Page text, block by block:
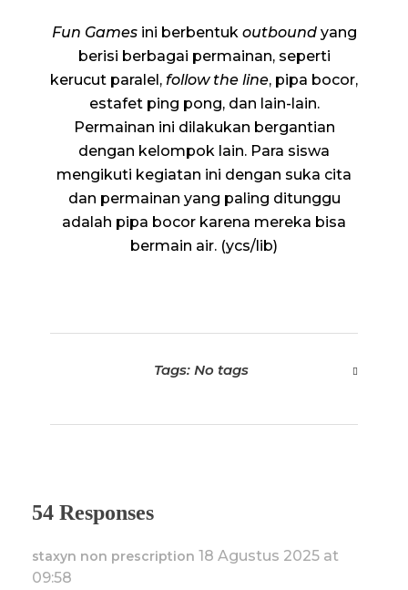
Fun Games ini berbentuk outbound yang
berisi berbagai permainan, seperti
kerucut paralel, follow the line, pipa bocor,
estafet ping pong, dan lain-lain.
Permainan ini dilakukan bergantian
dengan kelompok lain. Para siswa
mengikuti kegiatan ini dengan suka cita
dan permainan yang paling ditunggu
adalah pipa bocor karena mereka bisa
bermain air. (ycs/lib)
Tags: No tags
54 Responses
staxyn non prescription 18 Agustus 2025 at
09:58